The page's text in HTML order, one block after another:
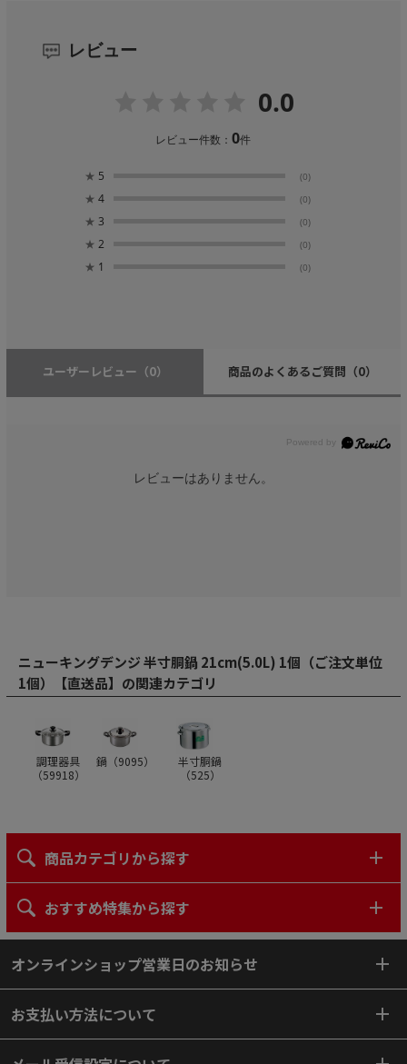
レビュー
0.0
レビュー件数：0件
★ 5 (0)
★ 4 (0)
★ 3 (0)
★ 2 (0)
★ 1 (0)
ユーザーレビュー （0） 商品のよくあるご質問 （0）
レビューはありません。
ニューキングデンジ 半寸胴鍋 21cm(5.0L) 1個（ご注文単位
1個）【直送品】の関連カテゴリ
調理器具
（59918）
鍋（9095）
半寸胴鍋
（525）
商品カテゴリから探す
おすすめ特集から探す
オンラインショップ営業日のお知らせ
お支払い方法について